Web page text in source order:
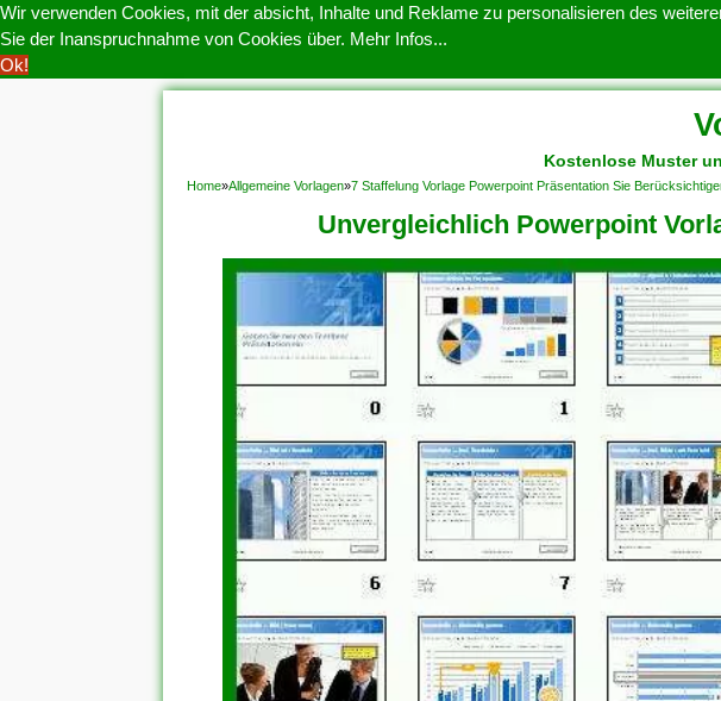
Wir verwenden Cookies, mit der absicht, Inhalte und Reklame zu personalisieren des
Sie der Inanspruchnahme von Cookies über. Mehr Infos...
Ok!
DATENSCHUTZERKLARUNG
Kostenlose Muster
Home»Allgemeine Vorlagen»7 Staffelung Vorlage Powerpoint Präsentation Sie
Unvergleichlich Powerpoint